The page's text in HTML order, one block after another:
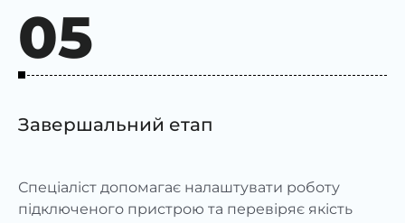
05
Завершальний етап
Спеціаліст допомагає налаштувати роботу
підключеного пристрою та перевіряє якість